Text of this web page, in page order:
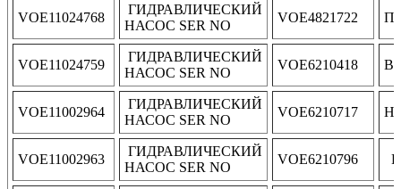
VOE11024768
ГИДРАВЛИЧЕСКИЙ
НАСОС SER NO
VOE4821722
VOE11024759
ГИДРАВЛИЧЕСКИЙ
НАСОС SER NO
VOE6210418
VOE11002964
ГИДРАВЛИЧЕСКИЙ
НАСОС SER NO
VOE6210717
VOE11002963
ГИДРАВЛИЧЕСКИЙ
НАСОС SER NO
VOE6210796